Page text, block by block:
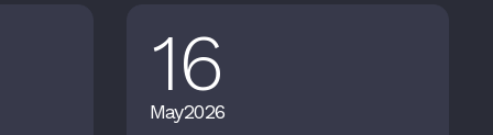
16
May2026